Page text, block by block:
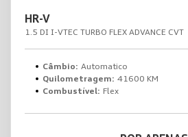
HR-V
1.5 DI I-VTEC TURBO FLEX ADVANCE CVT
Câmbio: Automatico
Quilometragem: 41600 KM
Combustível: Flex